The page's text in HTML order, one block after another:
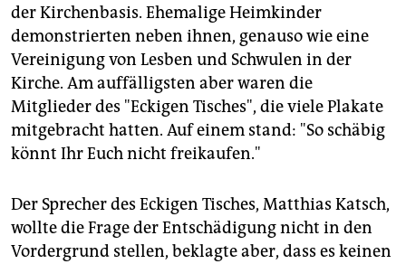
der Kirchenbasis. Ehemalige Heimkinder
demonstrierten neben ihnen, genauso wie eine
Vereinigung von Lesben und Schwulen in der
Kirche. Am auffälligsten aber waren die
Mitglieder des "Eckigen Tisches", die viele Plakate
mitgebracht hatten. Auf einem stand: "So schäbig
könnt Ihr Euch nicht freikaufen."
Der Sprecher des Eckigen Tisches, Matthias Katsch,
wollte die Frage der Entschädigung nicht in den
Vordergrund stellen, beklagte aber, dass es keinen